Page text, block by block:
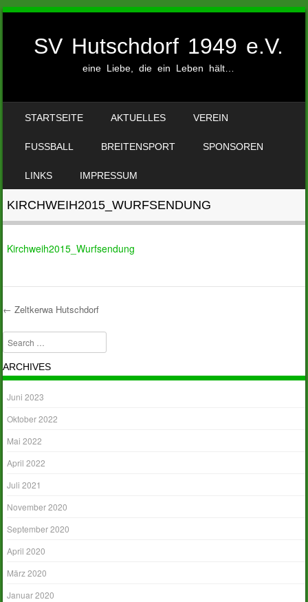
SV Hutschdorf 1949 e.V.
eine Liebe, die ein Leben hält…
STARTSEITE AKTUELLES VEREIN
FUSSBALL BREITENSPORT SPONSOREN
LINKS IMPRESSUM
KIRCHWEIH2015_WURFSENDUNG
Kirchweih2015_Wurfsendung
Post navigation
← Zeltkerwa Hutschdorf
Search
ARCHIVES
Juni 2023
Oktober 2022
Mai 2022
April 2022
Juli 2021
November 2020
September 2020
April 2020
März 2020
Januar 2020